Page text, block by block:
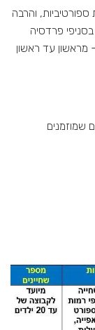
והרבה
פרדסיה
(ששה ימים – מראשון עד ראשון
שמוזמנים